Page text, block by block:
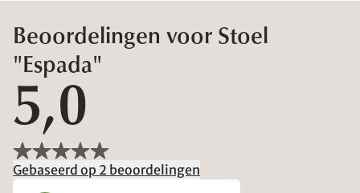
Beoordelingen voor Stoel
"Espada"
5,0
Gebaseerd op 2 beoordelingen